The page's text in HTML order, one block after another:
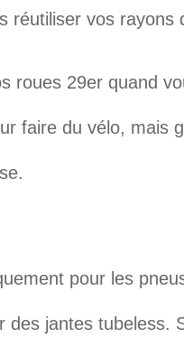
réutiliser vos rayons
roues 29er quand
faire du vélo, mais
pour les
des jantes tubeless.